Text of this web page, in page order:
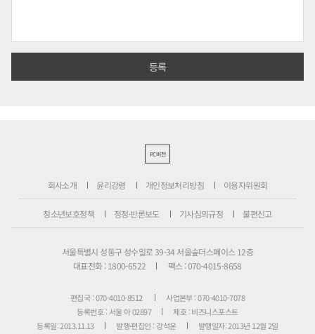
PC버전
회사소개 윤리강령 개인정보처리방침 이용자위원회
청소년보호정책 정정·반론보도 기사심의규정 불편신고
서울특별시 성동구 성수일로 39-34 서울숲더스페이스 12층
대표전화 : 1800-6522
팩스 : 070-4015-8658
편집국 : 070-4010-8512
사업본부 : 070-4010-7078
등록번호 : 서울 아 02897
제호 : 비즈니스포스트
등록일: 2013.11.13
발행·편집인 : 강석운 발행일자: 2013년 12월 2일